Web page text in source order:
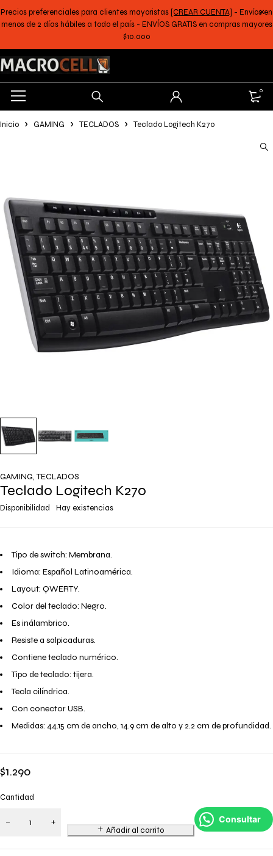
Precios preferenciales para clientes mayoristas [CREAR CUENTA] - Envíos en
menos de 2 días hábiles a todo el país - ENVÍOS GRATIS en compras mayores
$10.000
0
Inicio GAMING TECLADOS Teclado Logitech K270
GAMING,TECLADOS
Teclado Logitech K270
Disponibilidad Hay existencias
Tipo de switch: Membrana.
Idioma: Español Latinoamérica.
Layout: QWERTY.
Color del teclado: Negro.
Es inálambrico.
Resiste a salpicaduras.
Contiene teclado numérico.
Tipo de teclado: tijera.
Tecla cilíndrica.
Con conector USB.
Medidas: 44.15 cm de ancho, 14.9 cm de alto y 2.2 cm de profundidad.
$1.290
Cantidad
Añadir al carrito
Consultar